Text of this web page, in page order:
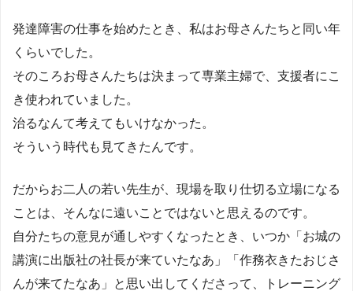
発達障害の仕事を始めたとき、私はお母さんたちと同い年
くらいでした。
そのころお母さんたちは決まって専業主婦で、支援者にこ
き使われていました。
治るなんて考えてもいけなかった。
そういう時代も見てきたんです。
だからお二人の若い先生が、現場を取り仕切る立場になる
ことは、そんなに遠いことではないと思えるのです。
自分たちの意見が通しやすくなったとき、いつか「お城の
講演に出版社の社長が来ていたなあ」「作務衣きたおじさ
んが来てたなあ」と思い出してくださって、トレーニング